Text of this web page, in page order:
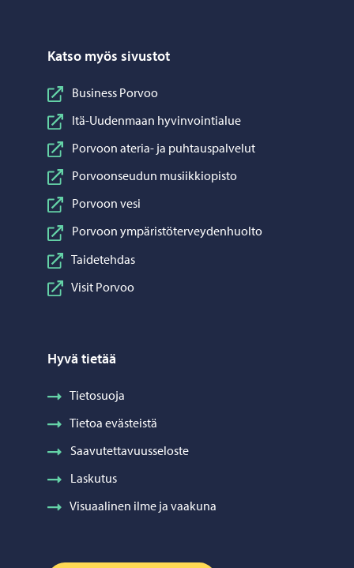
Katso myös sivustot
Business Porvoo
Itä-Uudenmaan hyvinvointialue
Porvoon ateria- ja puhtauspalvelut
Porvoonseudun musiikkiopisto
Porvoon vesi
Porvoon ympäristöterveydenhuolto
Taidetehdas
Visit Porvoo
Hyvä tietää
Tietosuoja
Tietoa evästeistä
Saavutettavuusseloste
Laskutus
Visuaalinen ilme ja vaakuna